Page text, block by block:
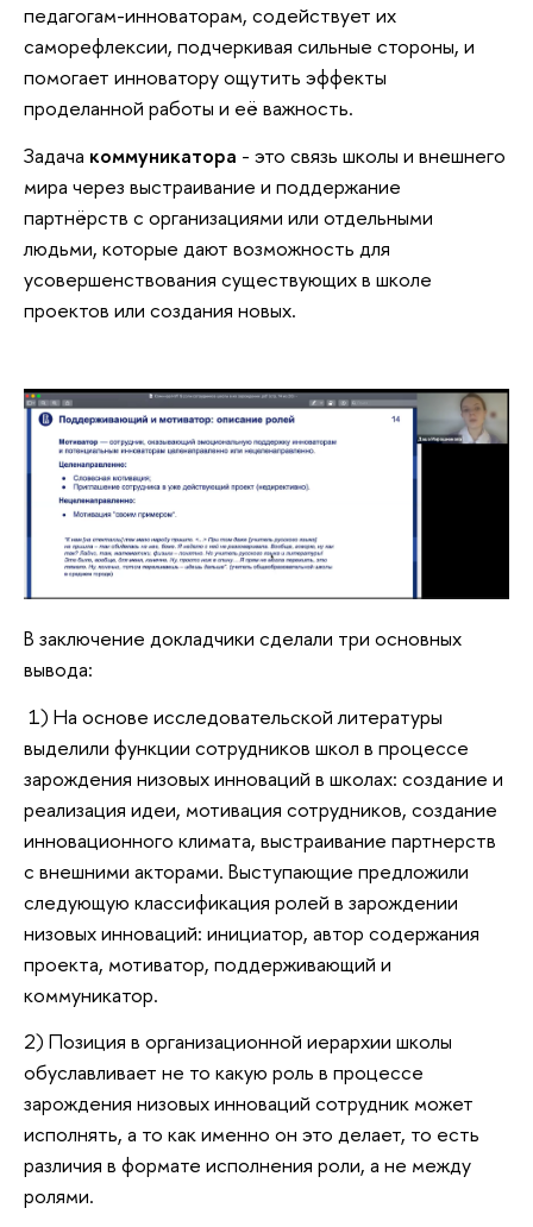
педагогам-инноваторам, содействует их
саморефлексии, подчеркивая сильные стороны, и
помогает инноватору ощутить эффекты
проделанной работы и её важность.
Задача коммуникатора - это связь школы и внешнего
мира через выстраивание и поддержание
партнёрств с организациями или отдельными
людьми, которые дают возможность для
усовершенствования существующих в школе
проектов или создания новых.
В заключение докладчики сделали три основных
вывода:
1) На основе исследовательской литературы
выделили функции сотрудников школ в процессе
зарождения низовых инноваций в школах: создание и
реализация идеи, мотивация сотрудников, создание
инновационного климата, выстраивание партнерств
с внешними акторами. Выступающие предложили
следующую классификация ролей в зарождении
низовых инноваций: инициатор, автор содержания
проекта, мотиватор, поддерживающий и
коммуникатор.
2) Позиция в организационной иерархии школы
обуславливает не то какую роль в процессе
зарождения низовых инноваций сотрудник может
исполнять, а то как именно он это делает, то есть
различия в формате исполнения роли, а не между
ролями.